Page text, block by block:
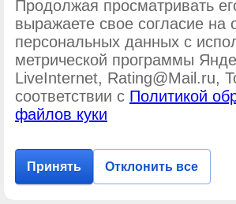
©ООО Подшипник-сервис
Продолжая просматривать
выражаете свое согласие на
персональных данных с
метрической программы
LiveInternet, Rating@Mail.ru,
соответствии с Политикой
файлов куки
Принять Отклонить все